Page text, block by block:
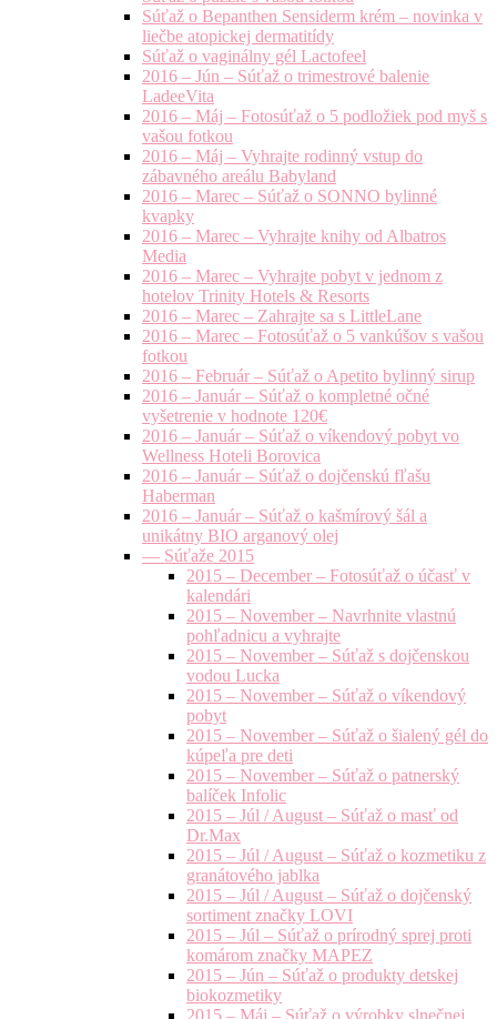
Súťaž o Bepanthen Sensiderm krém – novinka v
liečbe atopickej dermatitídy
Súťaž o vaginálny gél Lactofeel
2016 – Jún – Súťaž o trimestrové balenie
LadeeVita
2016 – Máj – Fotosúťaž o 5 podložiek pod myš s
vašou fotkou
2016 – Máj – Vyhrajte rodinný vstup do
zábavného areálu Babyland
2016 – Marec – Súťaž o SONNO bylinné
kvapky
2016 – Marec – Vyhrajte knihy od Albatros
Media
2016 – Marec – Vyhrajte pobyt v jednom z
hotelov Trinity Hotels & Resorts
2016 – Marec – Zahrajte sa s LittleLane
2016 – Marec – Fotosúťaž o 5 vankúšov s vašou
fotkou
2016 – Február – Súťaž o Apetito bylinný sirup
2016 – Január – Súťaž o kompletné očné
vyšetrenie v hodnote 120€
2016 – Január – Súťaž o víkendový pobyt vo
Wellness Hoteli Borovica
2016 – Január – Súťaž o dojčenskú fľašu
Haberman
2016 – Január – Súťaž o kašmírový šál a
unikátny BIO arganový olej
— Súťaže 2015
2015 – December – Fotosúťaž o účasť v
kalendári
2015 – November – Navrhnite vlastnú
pohľadnicu a vyhrajte
2015 – November – Súťaž s dojčenskou
vodou Lucka
2015 – November – Súťaž o víkendový
pobyt
2015 – November – Súťaž o šialený gél do
kúpeľa pre deti
2015 – November – Súťaž o patnerský
balíček Infolic
2015 – Júl / August – Súťaž o masť od
Dr.Max
2015 – Júl / August – Súťaž o kozmetiku z
granátového jablka
2015 – Júl / August – Súťaž o dojčenský
sortiment značky LOVI
2015 – Júl – Súťaž o prírodný sprej proti
komárom značky MAPEZ
2015 – Jún – Súťaž o produkty detskej
biokozmetiky
2015 – Máj – Súťaž o výrobky slnečnej